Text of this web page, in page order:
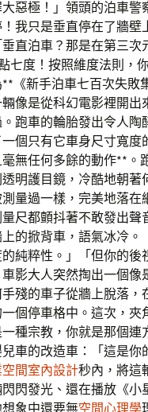
惡極！」領頭的泊車警
我只是垂直停在了牆壁
直泊車？那是在第三次
度！按照維度法則，
《新手泊車七百次失敗
輛像是從科幻電影裡開出
跑車的輪胎發出令人陶
個只有它車身尺寸寬度
無任何多餘的動作**。
明護目鏡，冷酷地朝著
量過一樣，完美地落在
尺都顫抖著不敢發出聲
的掀背車，語氣冰冷。
純粹性。」「但你的
影大人突然掏出一個像
殘的車子從牆上脫落，
個停車格中。這次，夾
種宗教，你就是那個連
車的改造車：「這是你
間室內設計秒內，將這
閃發光、還在播放《小
象中還要無空間心理學